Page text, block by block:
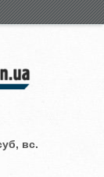
вс.